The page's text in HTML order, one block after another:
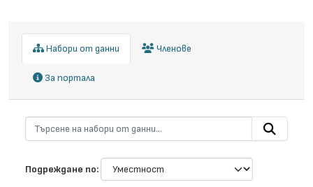
Набори от данни Членове
За портала
Подреждане по